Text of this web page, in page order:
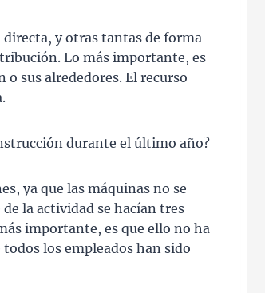
y otras tantas de forma
Lo más importante, es
sus alrededores. El recurso
durante el último año?
ya que las máquinas no se
la actividad se hacían tres
importante, es que ello no ha
los empleados han sido